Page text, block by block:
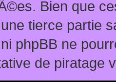
Bien que
tierce partie
ni phpBB ne
de piratage